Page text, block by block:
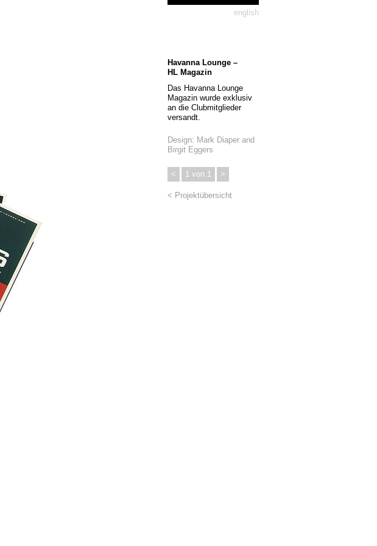
english
Havanna Lounge –
HL Magazin
Das Havanna Lounge
Magazin wurde exklusiv
an die Clubmitglieder
versandt.
Design: Mark Diaper and
Birgit Eggers
< 1 von 1 >
< Projektübersicht